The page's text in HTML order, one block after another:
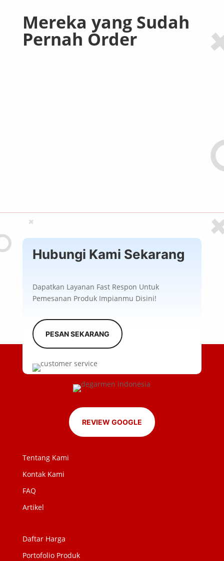
Mereka yang Sudah
Pernah Order
Hubungi Kami Sekarang
Dapatkan Layanan Fast Respon Untuk
Pemesanan Produk Impianmu Disini!
PESAN SEKARANG
REVIEW GOOGLE
Tentang Kami
Kontak Kami
FAQ
Artikel
Daftar Harga
Portofolio Produk